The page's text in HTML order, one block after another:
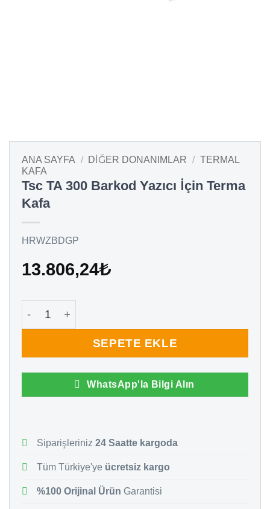
ANA SAYFA / DIĞER DONANIMLAR / TERMAL
KAFA
Tsc TA 300 Barkod Yazıcı İçin Terma
Kafa
HRWZBDGP
13.806,24₺
Tsc TA 300 Barkod Yazıcı İçin Terma Kafa adet
SEPETE EKLE
WhatsApp'la Bilgi Alın
Siparişleriniz 24 Saatte kargoda
Tüm Türkiye'ye ücretsiz kargo
%100 Orijinal Ürün Garantisi